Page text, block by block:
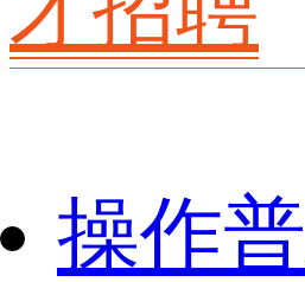
操作